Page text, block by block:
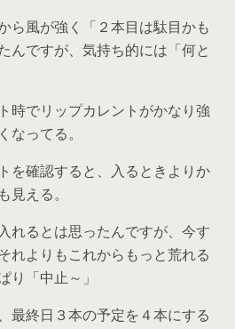
ら風が強く「２本目は駄目かも
んですが、気持ち的には「何と
時でリップカレントがかなり強
なってる。
を確認すると、入るときよりか
見える。
れるとは思ったんですが、今す
れよりもこれからもっと荒れる
り「中止～」
最終日３本の予定を４本にする